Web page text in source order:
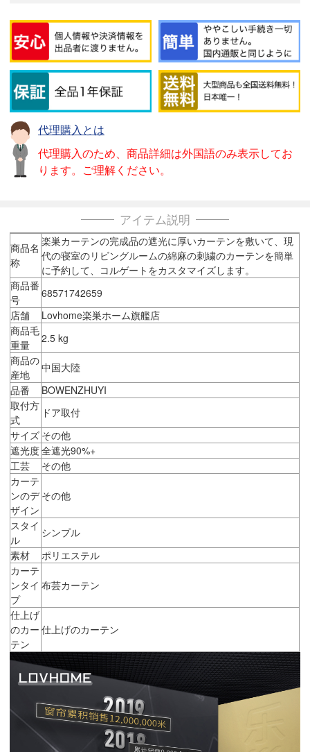
代理購入とは
代理購入のため、商品詳細は外国語のみ表示してお
ります。ご理解ください。
アイテム説明
商品名
称
楽巣カーテンの完成品の遮光に厚いカーテンを敷いて、現
代の寝室のリビングルームの綿麻の刺繍のカーテンを簡単
に予約して、コルゲートをカスタマイズします。
商品番
号
68571742659
店舗
Lovhome楽巣ホーム旗艦店
商品毛
重量
2.5 kg
商品の
産地
中国大陸
品番
BOWENZHUYI
取付方
式
ドア取付
サイズ その他
遮光度全遮光90%+
工芸
その他
カーテ
ンのデ
ザイン
その他
スタイ
ル
シンプル
素材
ポリエステル
カーテ
ンタイ
プ
布芸カーテン
仕上げ
のカー
テン
仕上げのカーテン